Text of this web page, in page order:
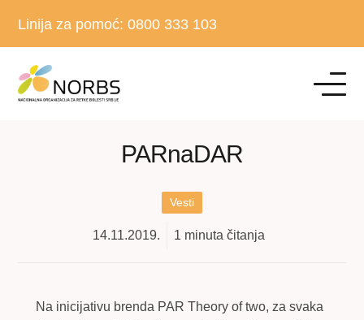
Linija za pomoć: 0800 333 103
PARnaDAR
Vesti
14.11.2019. 1 minuta čitanja
Na inicijativu brenda PAR Theory of two, za svaka